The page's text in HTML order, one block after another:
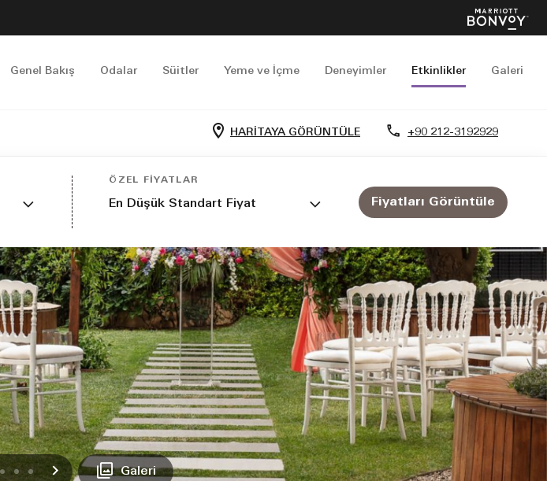
Genel Bakış Odalar Süitler Yeme ve İçme Deneyimler Etkinlikler Galeri
HARITAYA GÖRÜNTÜLE +90 212-3192929
ÖZEL FIYATLAR
En Düşük Standart Fiyat Fiyatları Görüntüle
78 9 SonrakiGaleri